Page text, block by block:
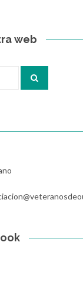
web